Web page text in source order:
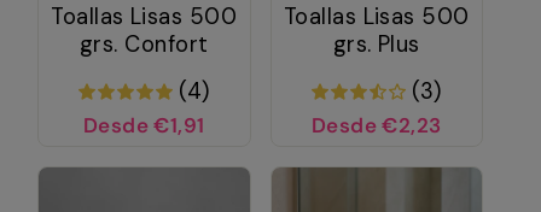
Toallas Lisas 500
grs. Confort
(4)
Desde €1,91
Toallas Lisas 500
grs. Plus
(3)
Desde €2,23